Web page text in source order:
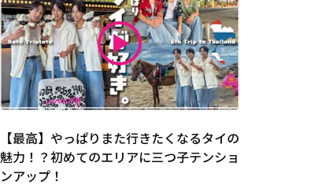
【最高】やっぱりまた行きたくなるタイの
魅力！？初めてのエリアに三つ子テンショ
ンアップ！